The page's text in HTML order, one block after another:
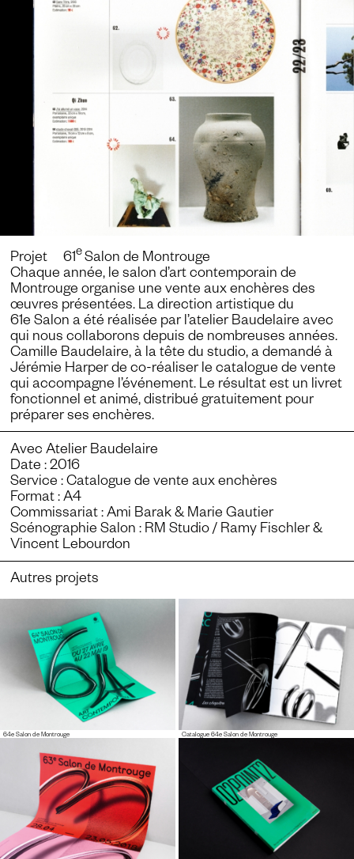
Projet 61e Salon de Montrouge
Chaque année, le salon d’art contemporain de
Montrouge organise une vente aux enchères des
œuvres présentées. La direction artistique du
61e Salon a été réalisée par l’atelier Baudelaire avec
qui nous collaborons depuis de nombreuses années.
Camille Baudelaire, à la tête du studio, a demandé à
Jérémie Harper de co-réaliser le catalogue de vente
qui accompagne l’événement. Le résultat est un livret
fonctionnel et animé, distribué gratuitement pour
préparer ses enchères.
AvecAtelier Baudelaire
Date : 2016
Service : Catalogue de vente aux enchères
Format : A4
Commissariat : Ami Barak & Marie Gautier
Scénographie Salon : RM Studio / Ramy Fischler&
Vincent Lebourdon
Autres projets
64e Salon de Montrouge Catalogue 64e Salon de Montrouge